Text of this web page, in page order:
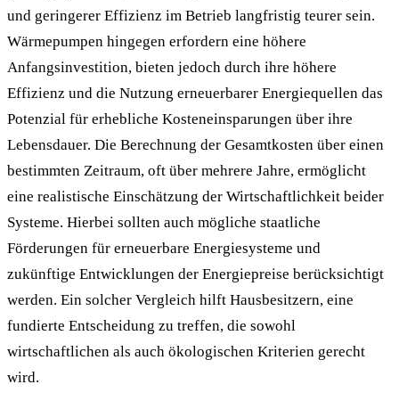
und geringerer Effizienz im Betrieb langfristig teurer sein.
Wärmepumpen hingegen erfordern eine höhere
Anfangsinvestition, bieten jedoch durch ihre höhere
Effizienz und die Nutzung erneuerbarer Energiequellen das
Potenzial für erhebliche Kosteneinsparungen über ihre
Lebensdauer. Die Berechnung der Gesamtkosten über einen
bestimmten Zeitraum, oft über mehrere Jahre, ermöglicht
eine realistische Einschätzung der Wirtschaftlichkeit beider
Systeme. Hierbei sollten auch mögliche staatliche
Förderungen für erneuerbare Energiesysteme und
zukünftige Entwicklungen der Energiepreise berücksichtigt
werden. Ein solcher Vergleich hilft Hausbesitzern, eine
fundierte Entscheidung zu treffen, die sowohl
wirtschaftlichen als auch ökologischen Kriterien gerecht
wird.